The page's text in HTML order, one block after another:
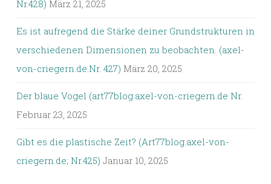
Nr.428) März 21, 2025
Es ist aufregend die Stärke deiner Grundstrukturen in
verschiedenen Dimensionen zu beobachten. (axel-
von-criegern.de.Nr. 427) März 20, 2025
Der blaue Vogel (art77blog.axel-von-criegern.de Nr.
Februar 23, 2025
Gibt es die plastische Zeit? (Art77blog.axel-von-
criegern.de; Nr.425) Januar 10, 2025